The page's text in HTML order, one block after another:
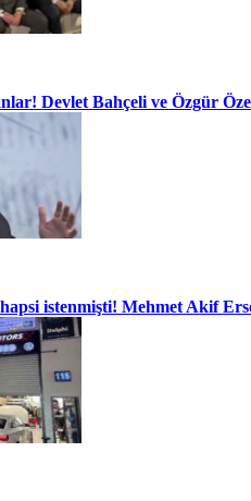
Devlet Bahçeli ve Özgür
istenmişti! Mehmet Akif